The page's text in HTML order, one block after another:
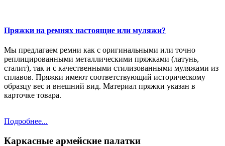
Пряжки на ремнях настоящие или муляжи?
Мы предлагаем ремни как с оригинальными или точно
реплицированными металлическими пряжками (латунь,
сталит), так и с качественными стилизованными муляжами из
сплавов. Пряжки имеют соответствующий историческому
образцу вес и внешний вид. Материал пряжки указан в
карточке товара.
Подробнее...
Каркасные армейские палатки